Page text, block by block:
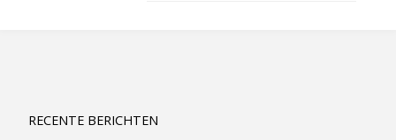
RECENTE BERICHTEN